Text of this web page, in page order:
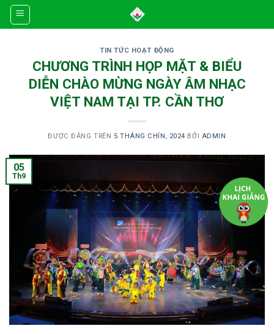
Skip
TIN TỨC HOẠT ĐỘNG
CHƯƠNG TRÌNH HỌP MẶT & BIỂU
DIỄN CHÀO MỪNG NGÀY ÂM NHẠC
VIỆT NAM TẠI TP. CẦN THƠ
ĐƯỢC ĐĂNG TRÊN 5 THÁNG CHÍN, 2024 BỞI ADMIN
05
Th9